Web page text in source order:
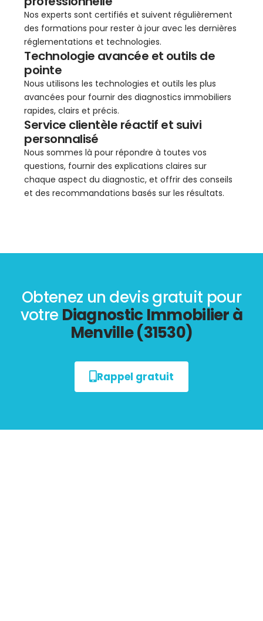
Nos experts sont certifiés et suivent régulièrement
des formations pour rester à jour avec les dernières
réglementations et technologies.
Technologie avancée et outils de
pointe
Nous utilisons les technologies et outils les plus
avancées pour fournir des diagnostics immobiliers
rapides, clairs et précis.
Service clientèle réactif et suivi
personnalisé
Nous sommes là pour répondre à toutes vos
questions, fournir des explications claires sur
chaque aspect du diagnostic, et offrir des conseils
et des recommandations basés sur les résultats.
Obtenez un devis gratuit pour
votre Diagnostic Immobilier à
Menville (31530)
Rappel gratuit